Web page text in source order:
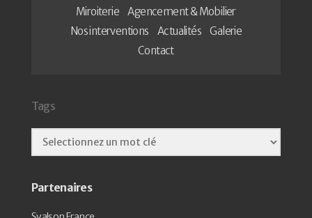
Miroiterie
Agencement & Mobilier
Nos interventions
Actualités
Galerie
Contact
Tags
Partenaires